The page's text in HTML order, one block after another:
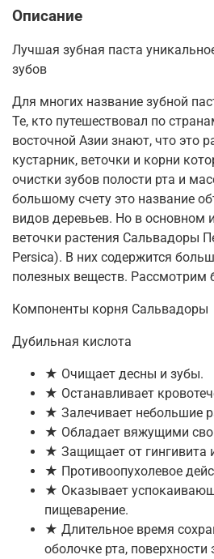
Описание
Лучшая зубная паста
зубов
Для многих название зубной
Те, кто путешествовал по
восточной Азии знают, что это
кустарник, веточки и корни
очистки зубов полости рта и
большому счету это название
видов деревьев. Но в основном
веточки растения Сальвадоры
Persica). В них содержится
полезных веществ. Рассмотрим
Компоненты корня Сальвадоры
Дубильная кислота
★ Очищает десны и зубы.
★ Останавливает
★ Залечивает небольшие
★ Обладает вяжущими
★ Защищает от гингивита
★ Противоопухолевое
★ Оказывает
пищеварение.
★ Длительное время
оболочке рта, поверхности